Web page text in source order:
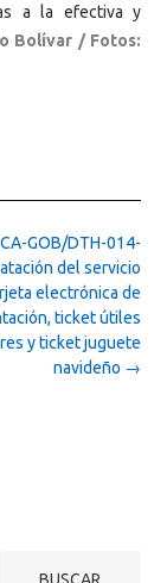
a la efectiva y
Bolívar / Fotos:
GOB/DTH-014-
del servicio
electrónica de
ticket útiles
y ticket juguete
navideño →